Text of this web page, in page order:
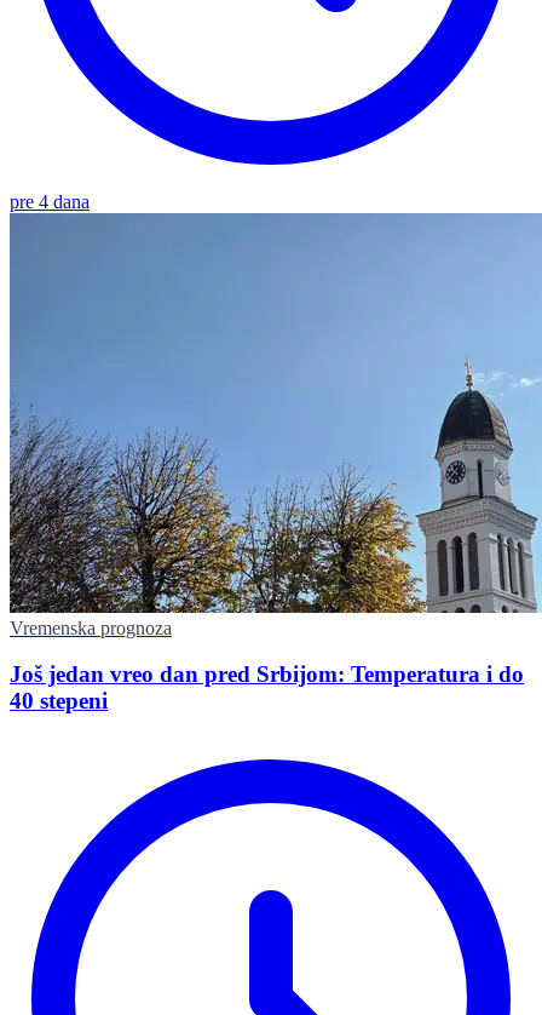
pre 4 dana
Vremenska prognoza
Još jedan vreo dan pred Srbijom: Temperatura i do
40 stepeni